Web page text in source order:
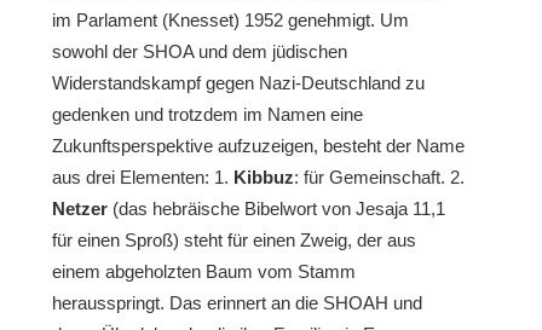
im Parlament (Knesset) 1952 genehmigt. Um
sowohl der SHOA und dem jüdischen
Widerstandskampf gegen Nazi-Deutschland zu
gedenken und trotzdem im Namen eine
Zukunftsperspektive aufzuzeigen, besteht der Name
aus drei Elementen: 1. Kibbuz: für Gemeinschaft. 2.
Netzer(das hebräische Bibelwort von Jesaja 11,1
für einen Sproß) steht für einen Zweig, der aus
einem abgeholzten Baum vom Stamm
herausspringt. Das erinnert an die SHOAH und